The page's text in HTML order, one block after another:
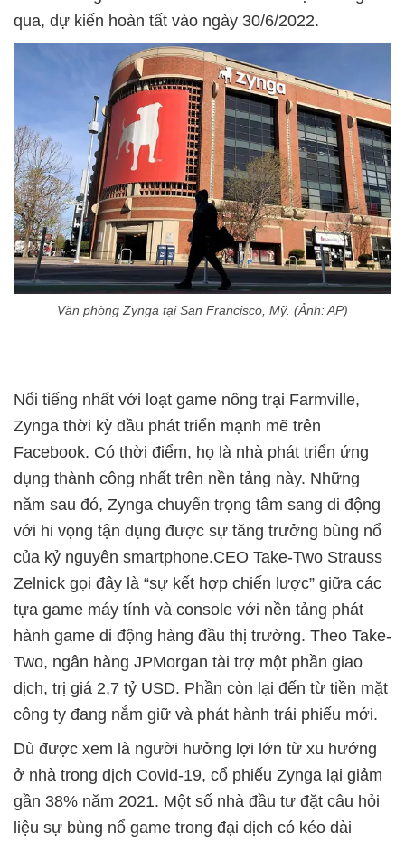
qua, dự kiến hoàn tất vào ngày 30/6/2022.
Văn phòng Zynga tại San Francisco, Mỹ. (Ảnh: AP)
Nổi tiếng nhất với loạt game nông trại Farmville,
Zynga thời kỳ đầu phát triển mạnh mẽ trên
Facebook. Có thời điểm, họ là nhà phát triển ứng
dụng thành công nhất trên nền tảng này. Những
năm sau đó, Zynga chuyển trọng tâm sang di động
với hi vọng tận dụng được sự tăng trưởng bùng nổ
của kỷ nguyên smartphone.CEO Take-Two Strauss
Zelnick gọi đây là “sự kết hợp chiến lược” giữa các
tựa game máy tính và console với nền tảng phát
hành game di động hàng đầu thị trường. Theo Take-
Two, ngân hàng JPMorgan tài trợ một phần giao
dịch, trị giá 2,7 tỷ USD. Phần còn lại đến từ tiền mặt
công ty đang nắm giữ và phát hành trái phiếu mới.
Dù được xem là người hưởng lợi lớn từ xu hướng
ở nhà trong dịch Covid-19, cổ phiếu Zynga lại giảm
gần 38% năm 2021. Một số nhà đầu tư đặt câu hỏi
liệu sự bùng nổ game trong đại dịch có kéo dài